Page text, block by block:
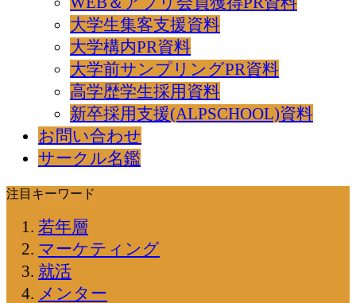
大学生集客支援資料
大学構内PR資料
大学前サンプリングPR資料
高学歴学生採用資料
新卒採用支援(ALPSCHOOL)資料
お問い合わせ
サークル名鑑
注目キーワード
若年層
マーケティング
就活
メンター